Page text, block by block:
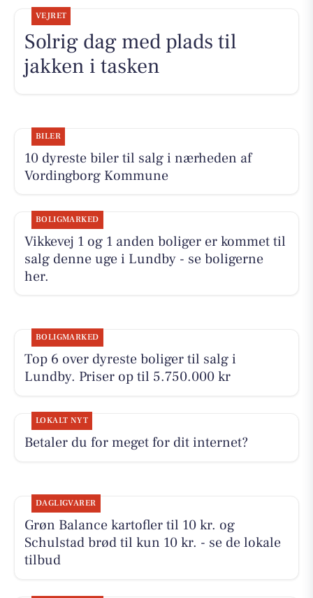
VEJRET
Solrig dag med plads til
jakken i tasken
BILER
10 dyreste biler til salg i nærheden af
Vordingborg Kommune
BOLIGMARKED
Vikkevej 1 og 1 anden boliger er kommet til
salg denne uge i Lundby - se boligerne
her.
BOLIGMARKED
Top 6 over dyreste boliger til salg i
Lundby. Priser op til 5.750.000 kr
LOKALT NYT
Betaler du for meget for dit internet?
DAGLIGVARER
Grøn Balance kartofler til 10 kr. og
Schulstad brød til kun 10 kr. - se de lokale
tilbud